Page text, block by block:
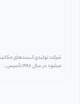
میشود در سال ۱۹۹۸ تأسیس...